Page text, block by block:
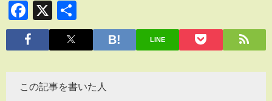
Facebook
X
有
LINE
この記事を書いた人